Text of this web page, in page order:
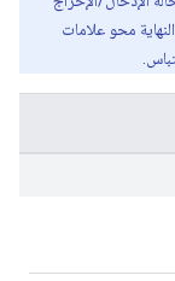
محو علامات